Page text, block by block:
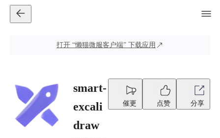
打开 “懒猫微服客户端” 下载应用
smart-
excali
draw
催更 点赞 分享